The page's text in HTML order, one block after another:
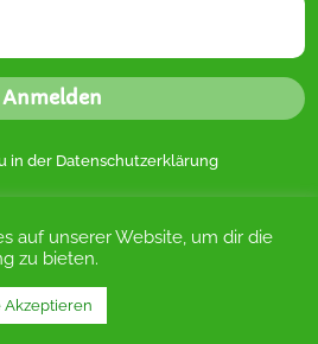
Anmelden
in der Datenschutzerklärung
|Impressum
auf unserer Website, um dir die
zu bieten.
Akzeptieren